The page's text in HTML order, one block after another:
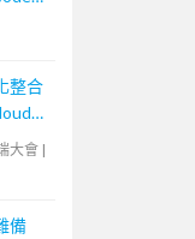
IaC
整合
和
大會 |
備